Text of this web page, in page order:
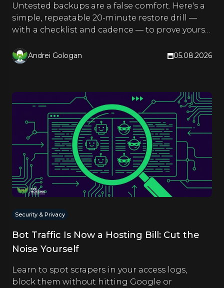
Untested backups are a false comfort. Here's a
simple, repeatable 20-minute restore drill —
with a checklist and cadence — to prove yours
Andrei Gologan 05.08.2026
Security & Privacy
Bot Traffic Is Now a Hosting Bill: Cut the
Noise Yourself
Learn to spot scrapers in your access logs,
block them without hitting Google or